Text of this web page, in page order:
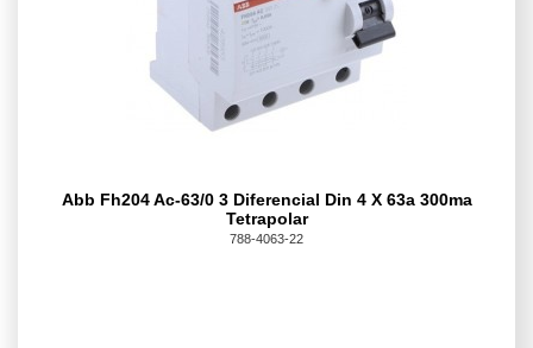
Abb Fh204 Ac-63/0 3 Diferencial Din 4 X 63a 300ma
Tetrapolar
788-4063-22